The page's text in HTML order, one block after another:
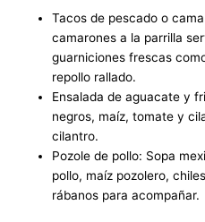
Tacos de pescado o
camarones a la parrilla
guarniciones frescas
repollo rallado.
Ensalada de aguacate y
negros, maíz, tomate y
cilantro.
Pozole de pollo: Sopa
pollo, maíz pozolero,
rábanos para acompañar.